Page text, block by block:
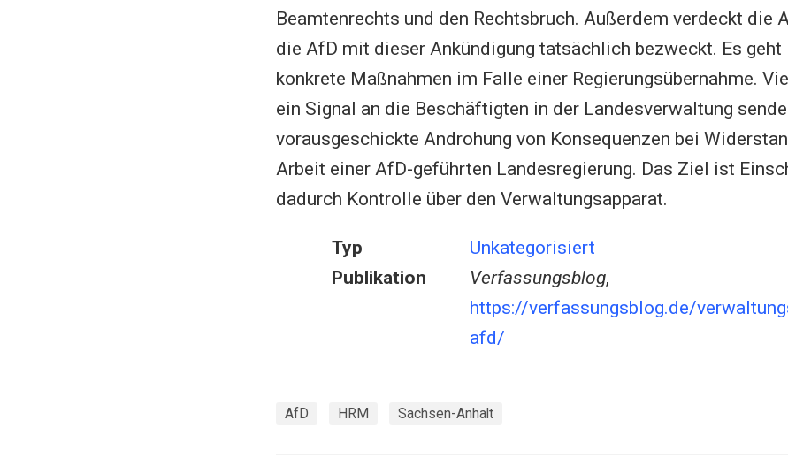
Beamtenrechts und den Rechtsbruch. Außerdem verdeckt die
die AfD mit dieser Ankündigung tatsächlich bezweckt. Es geht
konkrete Maßnahmen im Falle einer Regierungsübernahme.
ein Signal an die Beschäftigten in der Landesverwaltung
vorausgeschickte Androhung von Konsequenzen bei
Arbeit einer AfD-geführten Landesregierung. Das Ziel ist
dadurch Kontrolle über den Verwaltungsapparat.
Typ
Unkategorisiert
Publikation
Verfassungsblog,
https://verfassungsblog.de/
afd/
AfD HRM Sachsen-Anhalt